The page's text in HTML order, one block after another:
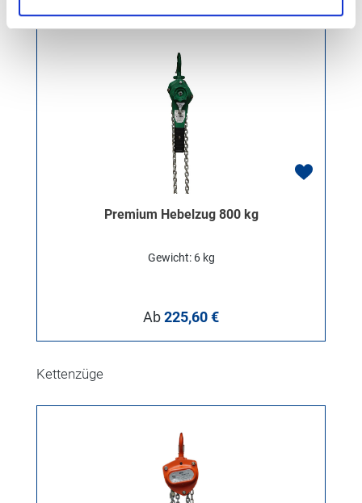
Premium Hebelzug 800 kg
Gewicht: 6 kg
Regulärer Preis:
Ab225,60 €
Produktgalerie überspringen
Kettenzüge